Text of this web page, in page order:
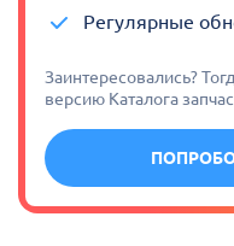
Регулярные
Заинтересовались?
версию Каталога